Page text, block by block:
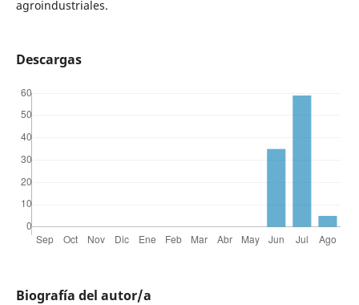
agroindustriales.
Descargas
Biografía del autor/a